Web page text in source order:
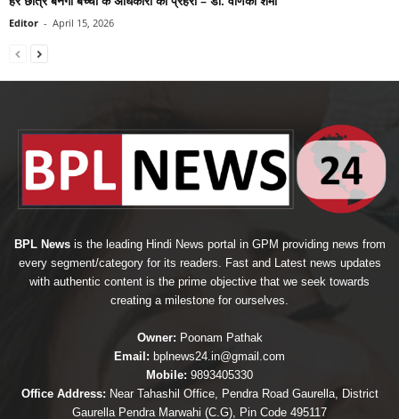
Editor - April 15, 2026
BPL Newsis the leading Hindi News portal in GPM providing news from
every segment/category for its readers. Fast and Latest news updates
with authentic content is the prime objective that we seek towards
creating a milestone for ourselves.
Owner: Poonam Pathak
Email: bplnews24.in@gmail.com
Mobile: 9893405330
Office Address: Near Tahashil Office, Pendra Road Gaurella, District
Gaurella Pendra Marwahi (C.G), Pin Code 495117